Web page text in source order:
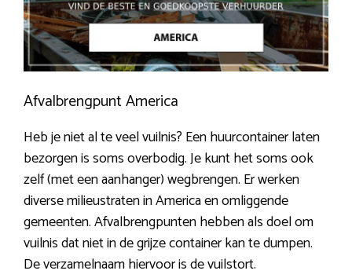
Afvalbrengpunt America
Heb je niet al te veel vuilnis? Een huurcontainer laten
bezorgen is soms overbodig. Je kunt het soms ook
zelf (met een aanhanger) wegbrengen. Er werken
diverse milieustraten in America en omliggende
gemeenten. Afvalbrengpunten hebben als doel om
vuilnis dat niet in de grijze container kan te dumpen.
De verzamelnaam hiervoor is de vuilstort.